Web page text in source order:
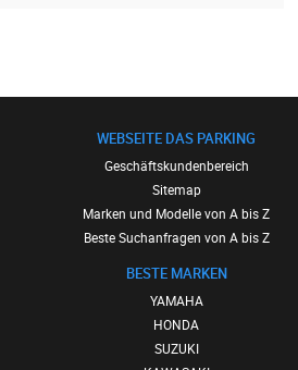
WEBSEITE DAS PARKING
Geschäftskundenbereich
Sitemap
Marken und Modelle von A bis Z
Beste Suchanfragen von A bis Z
BESTE MARKEN
YAMAHA
HONDA
SUZUKI